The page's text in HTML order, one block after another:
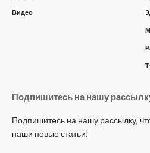
Видео
Подпишитесь на нашу
Подпишитесь на нашу рассылку,
наши новые статьи!